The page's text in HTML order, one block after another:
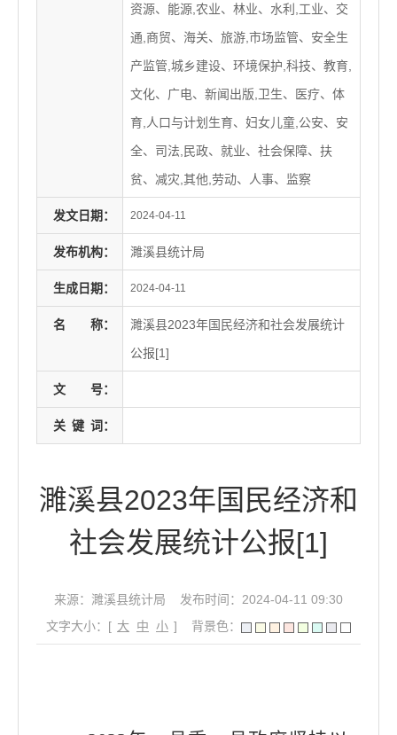
资源、能源,农业、林业、水利,工业、交
通,商贸、海关、旅游,市场监管、安全生
产监管,城乡建设、环境保护,科技、教育,
文化、广电、新闻出版,卫生、医疗、体
育,人口与计划生育、妇女儿童,公安、安
全、司法,民政、就业、社会保障、扶
贫、减灾,其他,劳动、人事、监察
发文日期： 2024-04-11
发布机构： 濉溪县统计局
生成日期： 2024-04-11
名 称：
濉溪县2023年国民经济和社会发展统计
公报[1]
文 号：
关 键 词：
濉溪县2023年国民经济和
社会发展统计公报[1]
来源：濉溪县统计局
发布时间：2024-04-11 09:30
文字大小：[ 大 中 小 ] 背景色：